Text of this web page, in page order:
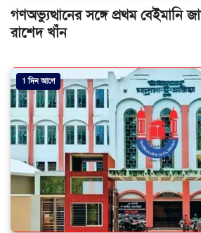
গণঅভ্যুত্থানের সঙ্গে প্রথম বেইমানি
রাশেদ খাঁন
1 দিন আগে